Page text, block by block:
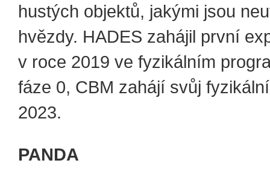
hustých objektů, jakými jsou
hvězdy. HADES zahájil první
v roce 2019 ve fyzikálním
fáze 0, CBM zahájí svůj
2023.
PANDA